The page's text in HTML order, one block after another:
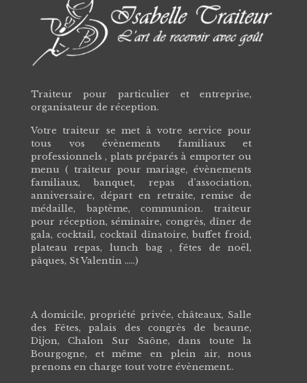
Traiteur pour particulier et entreprise,
organisateur de réception.
Votre traiteur se met à votre service pour
tous vos évènements familiaux et
professionnels , plats préparés à emporter ou
menu ( traiteur pour mariage, évènements
familiaux, banquet, repas d’association,
anniversaire, départ en retraite, remise de
médaille, baptème, communion. traiteur
pour réception, séminaire, congrès, dîner de
gala, cocktail, cocktail dînatoire, buffet froid,
plateau repas, lunch bag , fêtes de noël,
pâques, St Valentin .….)
A domicile, propriété privée, châteaux, Salle
des Fêtes, palais des congrès de beaune,
Dijon, Chalon Sur Saône, dans toute la
Bourgogne, et même en plein air, nous
prenons en charge tout votre évènement..